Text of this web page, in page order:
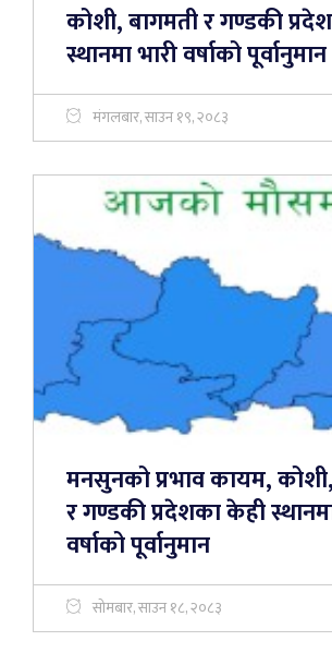
कोशी, बागमती र गण्डकी
स्थानमा भारी वर्षाको पूर्वानुमान
मंगलबार, साउन १९, २०८३
मनसुनको प्रभाव कायम,
र गण्डकी प्रदेशका केही
वर्षाको पूर्वानुमान
सोमबार, साउन १८, २०८३